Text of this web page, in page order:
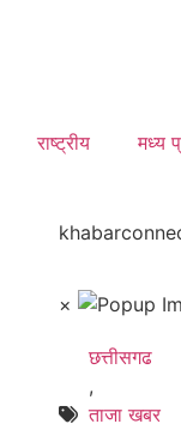
राष्ट्रीय मध्य
×
छत्तीसगढ
,
ताजा खबर